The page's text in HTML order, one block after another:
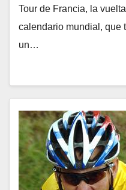
Tour de Francia, la
calendario mundial,
un…